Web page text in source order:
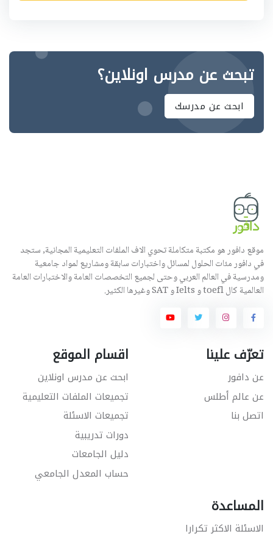
تبحث عن مدرس اونلاين؟
ابحث عن مدرسك
موقع دافور هو مكتبة متكاملة تحوي الاف الملفات التعليمية المجانية, ستجد
في دافور مئات الحلول لمسائل واختبارات سابقة ومشاريع لمواد جامعية
ومدرسية في العالم العربي وحتى لجميع التخصصات العامة والاختبارات العامة
العالمية كال toefl و Ielts و SAT وغيرها الكثير.
تعرّف علينا
عن دافور
عن عالم أطلس
اتصل بنا
اقسام الموقع
ابحث عن مدرس اونلاين
تجميعات الملفات التعليمية
تجميعات الاسئلة
دورات تدريبية
دليل الجامعات
حساب المعدل الجامعي
المساعدة
الاسئلة الاكثر تكرارا